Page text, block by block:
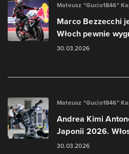
Mateusz "Gucio1846"
Marco Bezzecchi
Włoch pewnie
30.03.2026
Mateusz "Gucio1846"
Andrea Kimi
Japonii 2026.
30.03.2026